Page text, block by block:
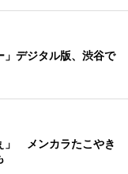
」デジタル版、渋谷で
」 メンカラたこやき